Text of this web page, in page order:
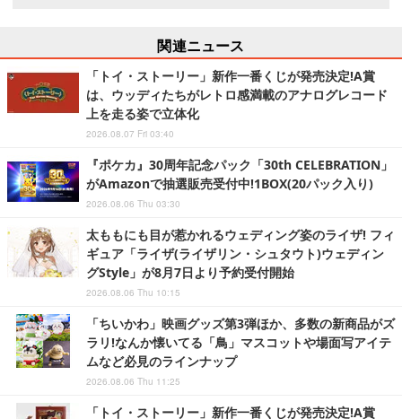
関連ニュース
「トイ・ストーリー」新作一番くじが発売決定!A賞
は、ウッディたちがレトロ感満載のアナログレコード
上を走る姿で立体化
2026.08.07 Fri 03:40
『ポケカ』30周年記念パック「30th CELEBRATION」
がAmazonで抽選販売受付中!1BOX(20パック入り)
2026.08.06 Thu 03:30
太ももにも目が惹かれるウェディング姿のライザ! フィ
ギュア「ライザ(ライザリン・シュタウト)ウェディン
グStyle」が8月7日より予約受付開始
2026.08.06 Thu 10:15
「ちいかわ」映画グッズ第3弾ほか、多数の新商品がズ
ラリ!なんか懐いてる「鳥」マスコットや場面写アイテ
ムなど必見のラインナップ
2026.08.06 Thu 11:25
「トイ・ストーリー」新作一番くじが発売決定!A賞